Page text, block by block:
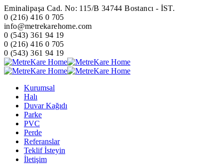
Eminalipaşa Cad. No: 115/B 34744 Bostancı - İST.
0 (216) 416 0 705
info@metrekarehome.com
0 (543) 361 94 19
0 (216) 416 0 705
0 (543) 361 94 19
Kurumsal
Halı
Duvar Kağıdı
Parke
PVC
Perde
Referanslar
Teklif İsteyin
İletişim